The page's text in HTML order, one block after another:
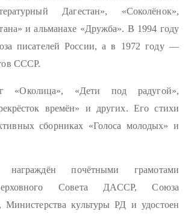
Дагестан», «Соколёнок»,
и альманахе «Дружба». В 1994 году
писателей России, а в 1972 году —
СССР.
«Околица», «Дети под радугой»,
времён» и других. Его стихи
сборниках «Голоса молодых» и
награждён почётными грамотами
Совета ДАССР, Союза
Министерства культуры РД и удостоен